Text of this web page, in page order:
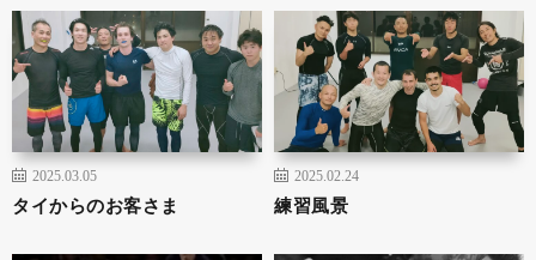
2025.03.05
タイからのお客さま
2025.02.24
練習風景